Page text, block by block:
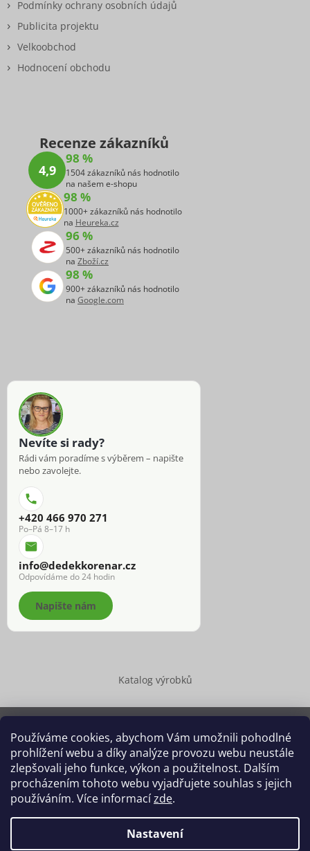
Používáme cookies, abychom Vám umožnili pohodlné
prohlížení webu a díky analýze provozu webu neustále
zlepšovali jeho funkce, výkon a použitelnost. Dalším
procházením tohoto webu vyjadřujete souhlas s jejich
používáním. Více informacízde.
Nastavení
Podmínky ochrany osobních údajů
Publicita projektu
Velkoobchod
Hodnocení obchodu
Recenze zákazníků
4,9
98 %
1504 zákazníků nás hodnotilo
na našem e-shopu
98 %
1000+ zákazníků nás hodnotilo
na Heureka.cz
96 %
500+ zákazníků nás hodnotilo
na Zboží.cz
98 %
900+ zákazníků nás hodnotilo
na Google.com
Nevíte si rady?
Rádi vám poradíme s výběrem – napište
nebo zavolejte.
+420 466 970 271
Po–Pá 8–17 h
info@dedekkorenar.cz
Odpovídáme do 24 hodin
Napište nám
Katalog výrobků
Copyright 2026 Dědek kořenář®
. Všechna práva vyhrazena.
Upravit nastavení cookies
Grafický návrh vytvořil a na Shoptet implementoval
Shoptetak.cz.